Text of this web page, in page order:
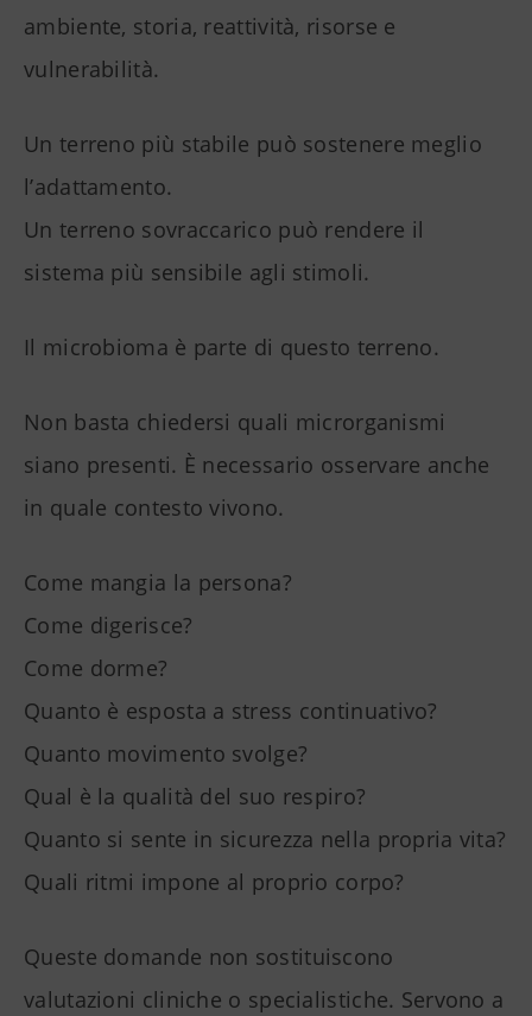
ambiente, storia, reattività, risorse e
vulnerabilità.
Un terreno più stabile può sostenere meglio
l’adattamento.
Un terreno sovraccarico può rendere il
sistema più sensibile agli stimoli.
Il microbioma è parte di questo terreno.
Non basta chiedersi quali microrganismi
siano presenti. È necessario osservare anche
in quale contesto vivono.
Come mangia la persona?
Come digerisce?
Come dorme?
Quanto è esposta a stress continuativo?
Quanto movimento svolge?
Qual è la qualità del suo respiro?
Quanto si sente in sicurezza nella propria vita?
Quali ritmi impone al proprio corpo?
Queste domande non sostituiscono
valutazioni cliniche o specialistiche. Servono a